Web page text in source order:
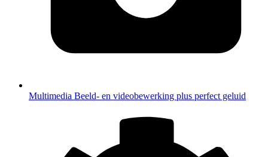
Multimedia Beeld- en videobewerking plus perfect geluid